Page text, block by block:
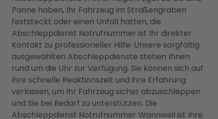
Panne haben, Ihr Fahrzeug im Straßengraben
feststeckt oder einen Unfall hatten, die
Abschleppdienst Notrufnummer ist Ihr direkter
Kontakt zu professioneller Hilfe. Unsere sorgfältig
ausgewählten Abschleppdienste stehen Ihnen
rund um die Uhr zur Verfügung. Sie können sich auf
ihre schnelle Reaktionszeit und ihre Erfahrung
verlassen, um Ihr Fahrzeug sicher abzuschleppen
und Sie bei Bedarf zu unterstützen. Die
Abschleppdienst Notrufnummer Wannweil ist Ihre